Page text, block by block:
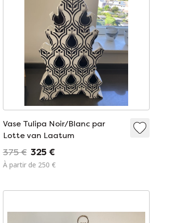
Vase Tulipa Noir/Blanc par
Lotte van Laatum
375 € 325 €
À partir de 250 €